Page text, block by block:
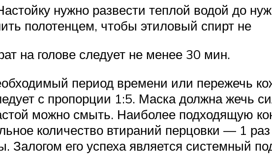
нужно развести теплой водой до
полотенцем, чтобы этиловый спирт не
на голове следует не менее 30 мин.
период времени или пережечь
с пропорции 1:5. Маска должна жечь
можно смыть. Наиболее подходящую
количество втираний перцовки — 1
его успеха является системный